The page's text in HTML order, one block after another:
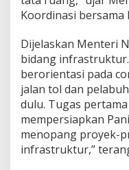
t
,
M
e
n
e
r
i
N
Koordinasi bersama
Dijelaskan Menteri
bidang
berorientasi pada
jalan tol dan
dulu. Tugas
mempersiapkan
menopang proyek-
infrastruktur,”